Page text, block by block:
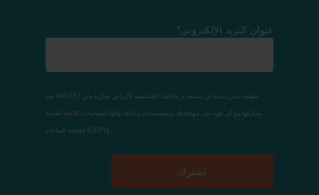
عنوان البريد الإلكتروني*
تعد ASSITEJ منظمة غير ربحية. لن نستخدم بياناتك الشخصية لأغراض تجارية ولن
نشاركها مع أي جهة دون موافقتك. وسنستخدم بياناتك وفقًا لسياسات اللائحة العامة
لحماية البيانات (GDPR).